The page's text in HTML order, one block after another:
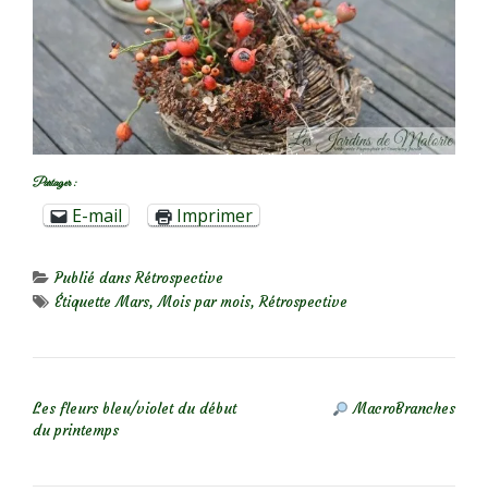
Partager :
E-mail Imprimer
Publié dansRétrospective
ÉtiquetteMars,Mois par mois,Rétrospective
Les fleurs bleu/violet du début
du printemps
MacroBranches